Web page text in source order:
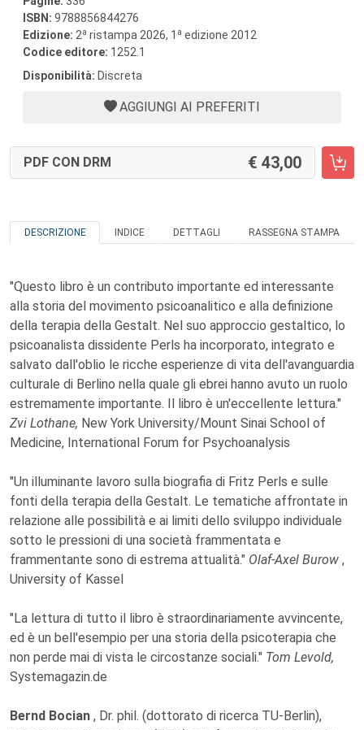
ISBN: 9788856844276
Edizione: 2a ristampa 2026, 1 a edizione 2012
Codice editore: 1252.1
Disponibilità: Discreta
AGGIUNGI AI PREFERITI
PDF CON DRM 43,00
DESCRIZIONE INDICE DETTAGLI RASSEGNA STAMPA
"Questo libro è un contributo importante ed interessante
alla storia del movimento psicoanalitico e alla definizione
della terapia della Gestalt. Nel suo approccio gestaltico, lo
psicoanalista dissidente Perls ha incorporato, integrato e
salvato dall'oblio le ricche esperienze di vita dell'avanguardia
culturale di Berlino nella quale gli ebrei hanno avuto un ruolo
estremamente importante. Il libro è un'eccellente lettura."
Zvi Lothane, New York University/Mount Sinai School of
Medicine, International Forum for Psychoanalysis
"Un illuminante lavoro sulla biografia di Fritz Perls e sulle
fonti della terapia della Gestalt. Le tematiche affrontate in
relazione alle possibilità e ai limiti dello sviluppo individuale
sotto le pressioni di una società frammentata e
frammentante sono di estrema attualità." Olaf-Axel Burow ,
University of Kassel
"La lettura di tutto il libro è straordinariamente avvincente,
ed è un bell'esempio per una storia della psicoterapia che
non perde mai di vista le circostanze sociali." Tom Levold,
Systemagazin.de
Bernd Bocian , Dr. phil. (dottorato di ricerca TU-Berlin),